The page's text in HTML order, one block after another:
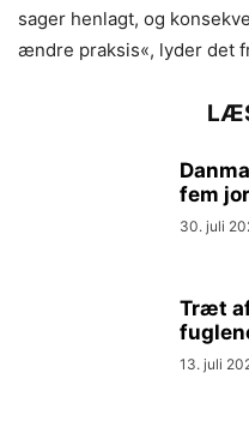
sager henlagt, og
ændre praksis«, lyder det
fem
30. juli
Træt
13. juli